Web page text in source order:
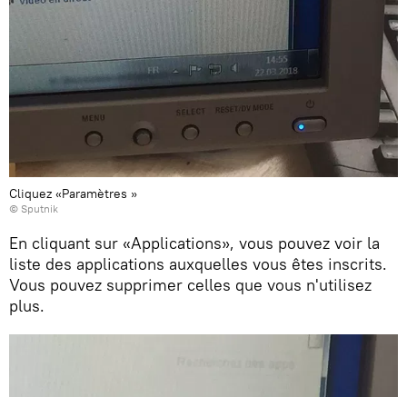
Cliquez «Paramètres »
© Sputnik
En cliquant sur «Applications», vous pouvez voir la
liste des applications auxquelles vous êtes inscrits.
Vous pouvez supprimer celles que vous n'utilisez
plus.